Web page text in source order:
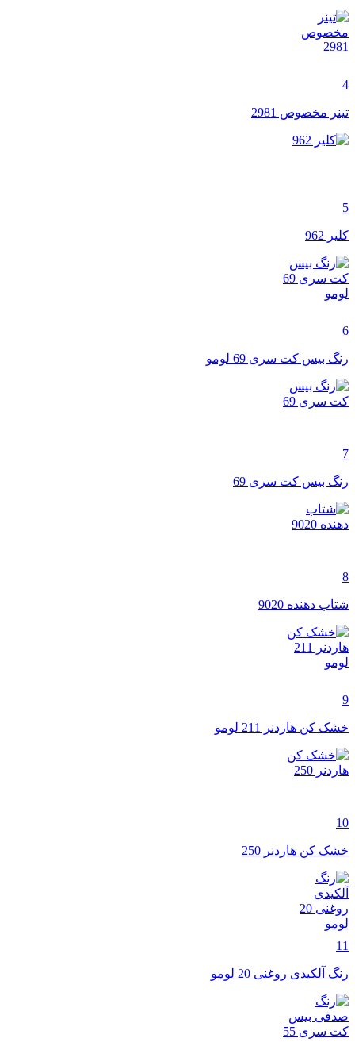
4
تینر مخصوص 2981
5
کلیر 962
6
رنگ بیس کت سری 69 لومو
7
رنگ بیس کت سری 69
8
شتاب دهنده 9020
9
خشک کن هاردنر 211 لومو
10
خشک کن هاردنر 250
11
رنگ آلکیدی روغنی 20 لومو